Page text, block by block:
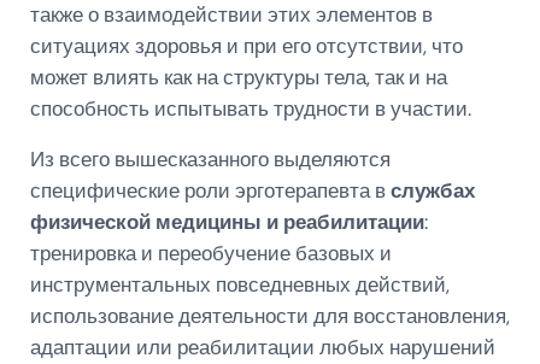
также о взаимодействии этих элементов в
ситуациях здоровья и при его отсутствии, что
может влиять как на структуры тела, так и на
способность испытывать трудности в участии.
Из всего вышесказанного выделяются
специфические роли эрготерапевта вслужбах
физической медицины и реабилитации:
тренировка и переобучение базовых и
инструментальных повседневных действий,
использование деятельности для восстановления,
адаптации или реабилитации любых нарушений